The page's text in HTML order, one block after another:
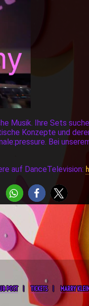
Musik. Ihre Sets
Konzepte und
Bei
auf DanceTelevision:
POST TICKETS MARRY